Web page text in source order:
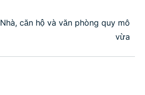
Nhà, căn hộ và văn phòng quy mô
vừa